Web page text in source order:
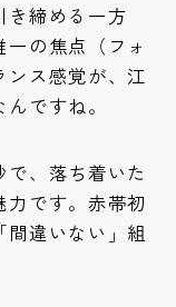
き締める一方
の焦点（フォ
ス感覚が、江
ですね。
で、落ち着いた
です。赤帯初
違いない」組